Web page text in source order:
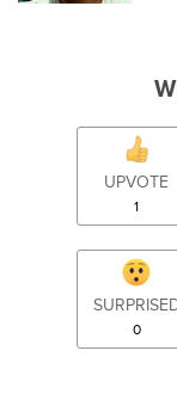
UPVOTE
1
0